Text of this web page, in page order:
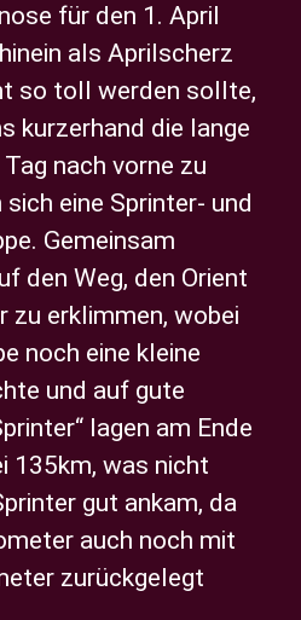
für den 1. April
als Aprilscherz
so toll werden sollte,
kurzerhand die lange
nach vorne zu
eine Sprinter- und
Gemeinsam
den Weg, den Orient
zu erklimmen, wobei
noch eine kleine
und auf gute
lagen am Ende
135km, was nicht
gut ankam, da
auch noch mit
zurückgelegt